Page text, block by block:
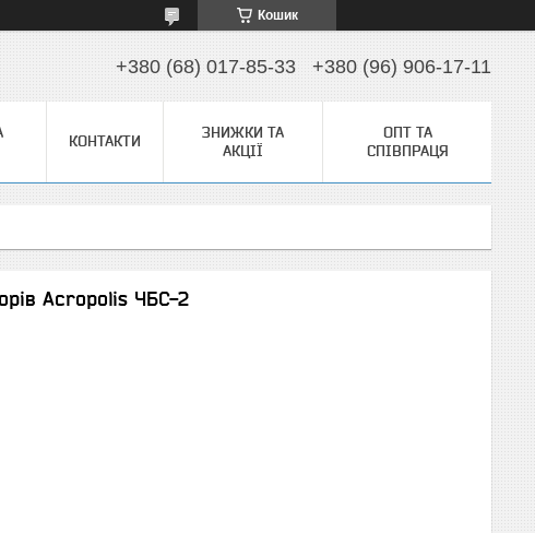
Кошик
+380 (68) 017-85-33 +380 (96) 906-17-11
КОНТАКТИ
ЗНИЖКИ ТА
АКЦІЇ
ОПТ ТА
СПІВПРАЦЯ
Acropolis ЧБС-2